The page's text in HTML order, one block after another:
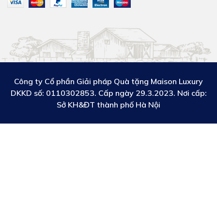
Công ty Cổ phần Giải pháp Quà tặng Maison Luxury
DKKD số: 0110302853. Cấp ngày 29.3.2023. Nơi cấp:
Sở KH&ĐT thành phố Hà Nội